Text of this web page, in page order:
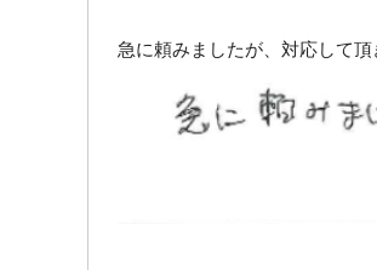
急に頼みましたが、対応して